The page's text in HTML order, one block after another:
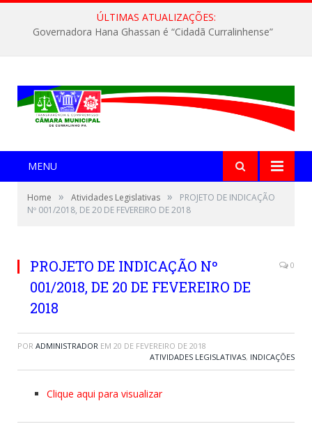
ÚLTIMAS ATUALIZAÇÕES:
Governadora Hana Ghassan é “Cidadã Curralinhense”
MENU
Home » Atividades Legislativas »
PROJETO DE INDICAÇÃO
Nº 001/2018, DE 20 DE FEVEREIRO DE 2018
PROJETO DE INDICAÇÃO Nº
001/2018, DE 20 DE FEVEREIRO DE
2018
0
POR ADMINISTRADOR EM 20 DE FEVEREIRO DE 2018
ATIVIDADES LEGISLATIVAS, INDICAÇÕES
Clique aqui para visualizar